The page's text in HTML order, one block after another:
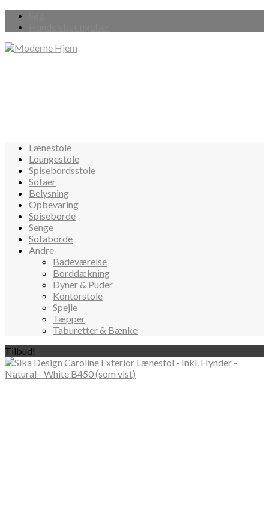
Lænestole
Loungestole
Spisebordsstole
Sofaer
Belysning
Opbevaring
Spiseborde
Senge
Sofaborde
Andre
Badeværelse
Borddækning
Dyner & Puder
Kontorstole
Spejle
Tæpper
Taburetter & Bænke
Tilbud!